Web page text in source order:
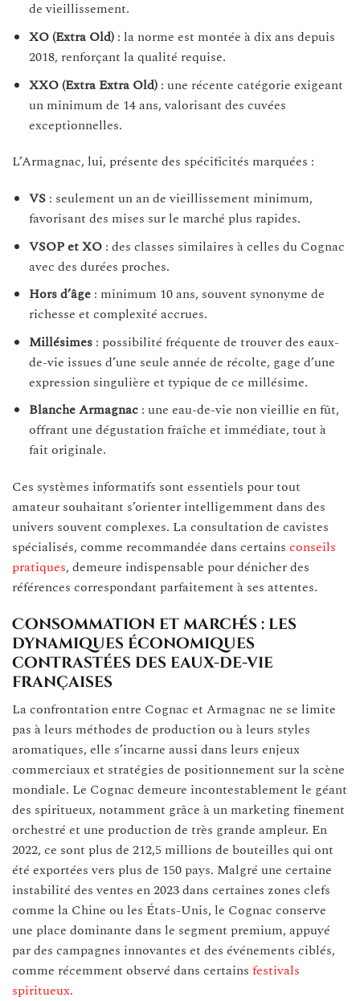
de vieillissement.
XO (Extra Old): la norme est montée à dix ans depuis
2018, renforçant la qualité requise.
XXO (Extra Extra Old): une récente catégorie exigeant
un minimum de 14 ans, valorisant des cuvées
exceptionnelles.
L’Armagnac, lui, présente des spécificités marquées :
VS: seulement un an de vieillissement minimum,
favorisant des mises sur le marché plus rapides.
VSOP et XO: des classes similaires à celles du Cognac
avec des durées proches.
Hors d’âge: minimum 10 ans, souvent synonyme de
richesse et complexité accrues.
Millésimes: possibilité fréquente de trouver des eaux-
de-vie issues d’une seule année de récolte, gage d’une
expression singulière et typique de ce millésime.
Blanche Armagnac: une eau-de-vie non vieillie en fût,
offrant une dégustation fraîche et immédiate, tout à
fait originale.
Ces systèmes informatifs sont essentiels pour tout
amateur souhaitant s’orienter intelligemment dans des
univers souvent complexes. La consultation de cavistes
spécialisés, comme recommandée dans certains conseils
pratiques, demeure indispensable pour dénicher des
références correspondant parfaitement à ses attentes.
Consommation et marchés : les
dynamiques économiques
contrastées des eaux-de-vie
françaises
La confrontation entre Cognac et Armagnac ne se limite
pas à leurs méthodes de production ou à leurs styles
aromatiques, elle s’incarne aussi dans leurs enjeux
commerciaux et stratégies de positionnement sur la scène
mondiale. Le Cognac demeure incontestablement le géant
des spiritueux, notamment grâce à un marketing finement
orchestré et une production de très grande ampleur. En
2022, ce sont plus de 212,5 millions de bouteilles qui ont
été exportées vers plus de 150 pays. Malgré une certaine
instabilité des ventes en 2023 dans certaines zones clefs
comme la Chine ou les États-Unis, le Cognac conserve
une place dominante dans le segment premium, appuyé
par des campagnes innovantes et des événements ciblés,
comme récemment observé dans certains festivals
spiritueux.